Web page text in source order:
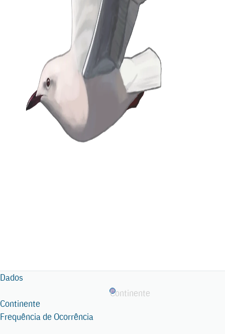
Dados
Continente
Continente
Frequência de Ocorrência